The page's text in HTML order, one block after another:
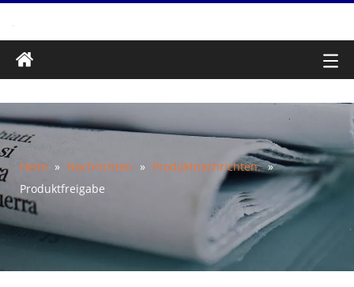
Heim » Nachrichten » Produktnachrichten. »
Produktfreigabe